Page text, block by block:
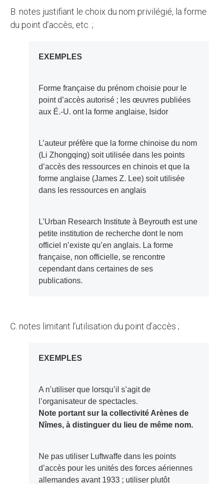
b. notes justifiant le choix du nom privilégié, la forme
du point d’accès, etc. ;
EXEMPLES
Forme française du prénom choisie pour le
point d’accès autorisé ; les œuvres publiées
aux É.-U. ont la forme anglaise, Isidor
L’auteur préfère que la forme chinoise du nom
(Li Zhongqing) soit utilisée dans les points
d’accès des ressources en chinois et que la
forme anglaise (James Z. Lee) soit utilisée
dans les ressources en anglais
L’Urban Research Institute à Beyrouth est une
petite institution de recherche dont le nom
officiel n’existe qu’en anglais. La forme
française, non officielle, se rencontre
cependant dans certaines de ses
publications.
c. notes limitant l’utilisation du point d’accès ;
EXEMPLES
A n’utiliser que lorsqu’il s’agit de
l’organisateur de spectacles.
Note portant sur la collectivité Arènes de
Nîmes, à distinguer du lieu de même nom.
Ne pas utiliser Luftwaffe dans les points
d’accès pour les unités des forces aériennes
allemandes avant 1933 ; utiliser plutôt